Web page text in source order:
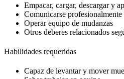
Empacar, cargar, descargar y
Comunicarse
Operar equipo de mudanzas
Otros deberes relacionados
Habilidades requeridas
Capaz de levantar y mover